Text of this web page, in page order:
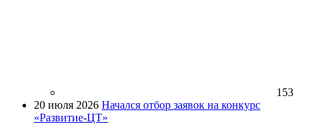
153
20 июля 2026 Начался отбор заявок на конкурс
«Развитие-ЦТ»